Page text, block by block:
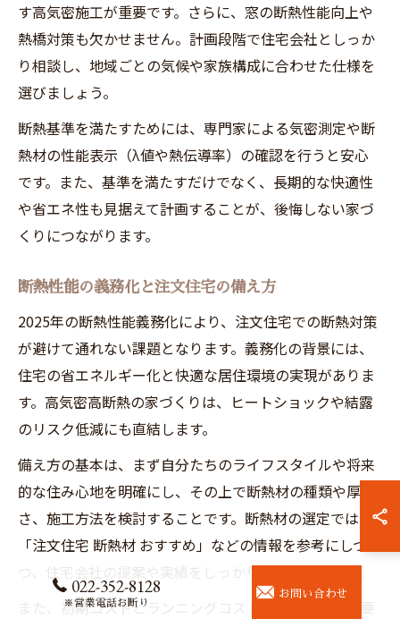
す高気密施工が重要です。さらに、窓の断熱性能向上や
熱橋対策も欠かせません。計画段階で住宅会社としっか
り相談し、地域ごとの気候や家族構成に合わせた仕様を
選びましょう。
断熱基準を満たすためには、専門家による気密測定や断
熱材の性能表示（λ値や熱伝導率）の確認を行うと安心
です。また、基準を満たすだけでなく、長期的な快適性
や省エネ性も見据えて計画することが、後悔しない家づ
くりにつながります。
断熱性能の義務化と注文住宅の備え方
2025年の断熱性能義務化により、注文住宅での断熱対策
が避けて通れない課題となります。義務化の背景には、
住宅の省エネルギー化と快適な居住環境の実現がありま
す。高気密高断熱の家づくりは、ヒートショックや結露
のリスク低減にも直結します。
備え方の基本は、まず自分たちのライフスタイルや将来
的な住み心地を明確にし、その上で断熱材の種類や厚
さ、施工方法を検討することです。断熱材の選定では
「注文住宅 断熱材 おすすめ」などの情報を参考にしつ
つ、住宅会社の提案や実績をしっかり比較しましょう。
また、初期コストとランニングコストのバランスも重要
022-352-8128
※営業電話お断り
お問い合わせ